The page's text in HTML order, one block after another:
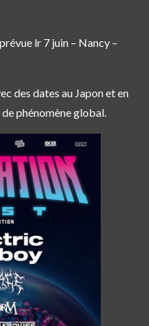
lr 7 juin – Nancy –
des dates au Japon et en
phénomène global.